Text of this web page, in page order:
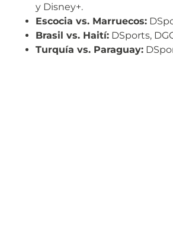
y Disney+.
Escocia vs. Marruecos:
Brasil vs. Haití: DSports,
Turquía vs. Paraguay: